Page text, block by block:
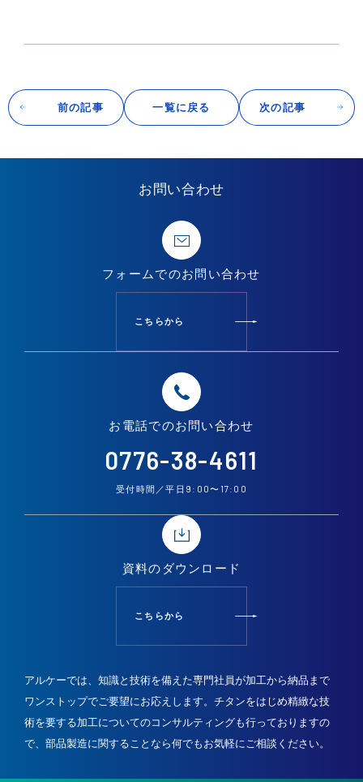
前の記事 一覧に戻る 次の記事
お問い合わせ
フォームでのお問い合わせ
こちらから
お電話でのお問い合わせ
0776-38-4611
受付時間／平日 9:00〜 17:00
資料の ダウンロード
こちらから
アルケーでは、知識と技術を備えた専門社員が加工から納品まで
ワンストップでご要望にお応えします。チタンをはじめ精緻な技
術を要する加工についてのコンサルティングも行っておりますの
で、部品製造に関することなら何でもお気軽にご相談ください。